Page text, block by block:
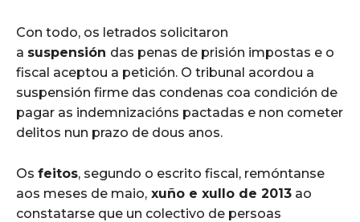
Con todo, os letrados solicitaron
a suspensión das penas de prisión impostas e o
fiscal aceptou a petición. O tribunal acordou a
suspensión firme das condenas coa condición de
pagar as indemnizacións pactadas e non cometer
delitos nun prazo de dous anos.
Os feitos, segundo o escrito fiscal, remóntanse
aos meses de maio, xuño e xullo de 2013 ao
constatarse que un colectivo de persoas